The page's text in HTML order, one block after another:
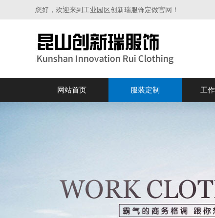
您好，欢迎来到工业园区创新瑞服饰定做官网！
网站首页 服装定制 工